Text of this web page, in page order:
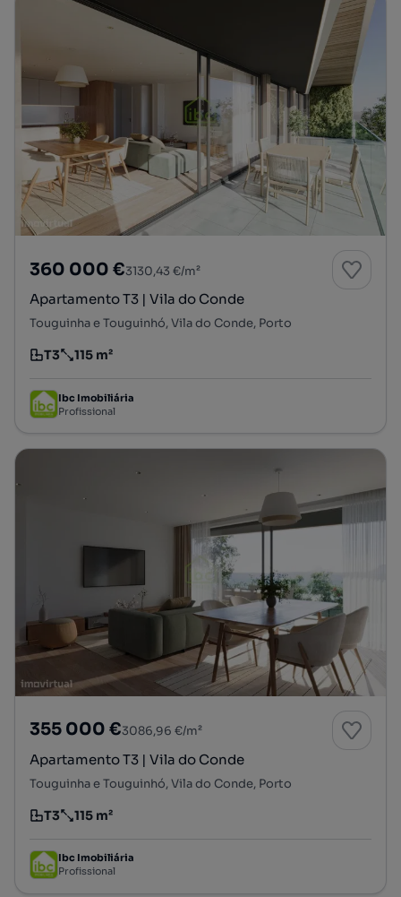
360 000 €3130,43 €/m²
Apartamento T3 | Vila do Conde
Touguinha e Touguinhó, Vila do Conde, Porto
Tipologia
T3
Preço por metro quadrado
115 m²
Ibc Imobiliária
Profissional
355 000 €3086,96 €/m²
Apartamento T3 | Vila do Conde
Touguinha e Touguinhó, Vila do Conde, Porto
Tipologia
T3
Preço por metro quadrado
115 m²
Ibc Imobiliária
Profissional